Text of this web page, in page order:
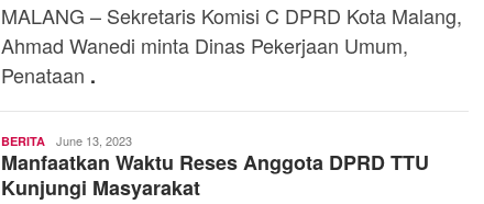
MALANG – Sekretaris Komisi C DPRD Kota Malang,
Ahmad Wanedi minta Dinas Pekerjaan Umum,
Penataan .
BERITA Ali
Kaba
June 13, 2023
Manfaatkan Waktu Reses Anggota DPRD TTU
Kunjungi Masyarakat